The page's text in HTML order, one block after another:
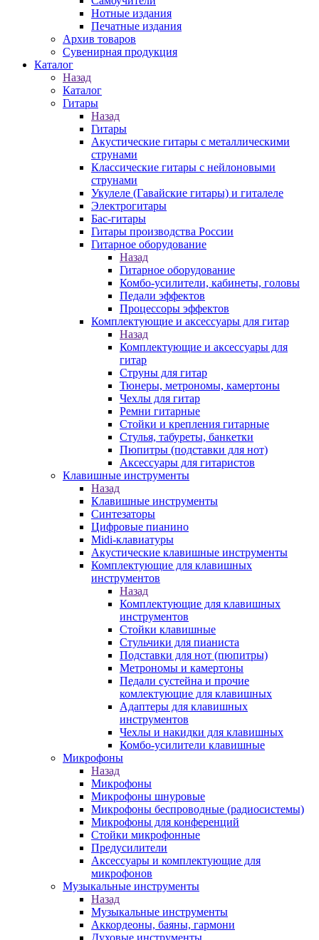
Нотные издания
Печатные издания
Архив товаров
Сувенирная продукция
Каталог
Назад
Каталог
Гитары
Назад
Гитары
Акустические гитары с металлическими
струнами
Классические гитары с нейлоновыми
струнами
Укулеле (Гавайские гитары) и гиталеле
Электрогитары
Бас-гитары
Гитары производства России
Гитарное оборудование
Назад
Гитарное оборудование
Комбо-усилители, кабинеты, головы
Педали эффектов
Процессоры эффектов
Комплектующие и аксессуары для гитар
Назад
Комплектующие и аксессуары для
гитар
Струны для гитар
Тюнеры, метрономы, камертоны
Чехлы для гитар
Ремни гитарные
Стойки и крепления гитарные
Стулья, табуреты, банкетки
Пюпитры (подставки для нот)
Аксессуары для гитаристов
Клавишные инструменты
Назад
Клавишные инструменты
Синтезаторы
Цифровые пианино
Midi-клавиатуры
Акустические клавишные инструменты
Комплектующие для клавишных
инструментов
Назад
Комплектующие для клавишных
инструментов
Стойки клавишные
Стульчики для пианиста
Подставки для нот (пюпитры)
Метрономы и камертоны
Педали сустейна и прочие
комлектующие для клавишных
Адаптеры для клавишных
инструментов
Чехлы и накидки для клавишных
Комбо-усилители клавишные
Микрофоны
Назад
Микрофоны
Микрофоны шнуровые
Микрофоны беспроводные (радиосистемы)
Микрофоны для конференций
Стойки микрофонные
Предусилители
Аксессуары и комплектующие для
микрофонов
Музыкальные инструменты
Назад
Музыкальные инструменты
Аккордеоны, баяны, гармони
Духовые инструменты